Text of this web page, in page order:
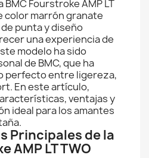
Fourstroke AMP LT
color marrón granate
punta y diseño
una experiencia de
modelo ha sido
de BMC, que ha
perfecto entre ligereza,
En este artículo,
ventajas y
ideal para los amantes
Principales de la
AMP LT TWO